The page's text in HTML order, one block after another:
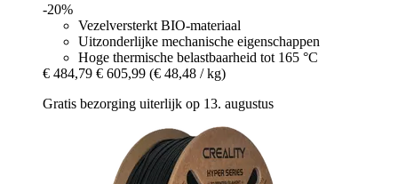
-20%
Vezelversterkt BIO-materiaal
Uitzonderlijke mechanische eigenschappen
Hoge thermische belastbaarheid tot 165 °C
€ 484,79 € 605,99 (€ 48,48 / kg)
Gratis bezorging uiterlijk op 13. augustus